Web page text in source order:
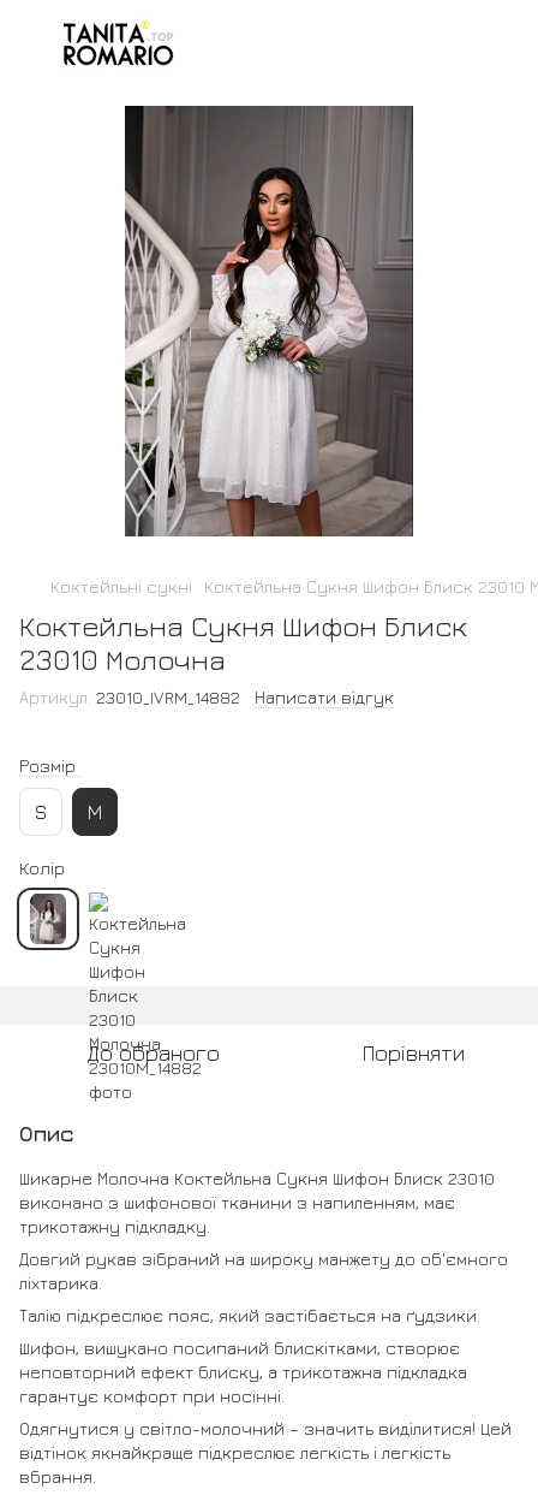
Коктейльні сукні Коктейльна Сукня Шифон Блиск 23010
Коктейльна Сукня Шифон Блиск
23010 Молочна
Артикул: 23010_IVRM_14882 Написати відгук
Розмір
S M
Колір
До обраного Порівняти
Опис
Шикарне Молочна Коктейльна Сукня Шифон Блиск 23010
виконано з шифонової тканини з напиленням, має
трикотажну підкладку.
Довгий рукав зібраний на широку манжету до об'ємного
ліхтарика.
Талію підкреслює пояс, який застібається на ґудзики.
Шифон, вишукано посипаний блискітками, створює
неповторний ефект блиску, а трикотажна підкладка
гарантує комфорт при носінні.
Одягнутися у світло-молочний – значить виділитися! Цей
відтінок якнайкраще підкреслює легкість і легкість
вбрання.